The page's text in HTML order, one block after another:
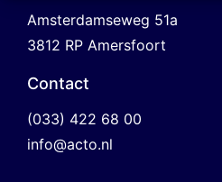
Amsterdamseweg 51a
3812 RP Amersfoort
Contact
(033) 422 68 00
info@acto.nl